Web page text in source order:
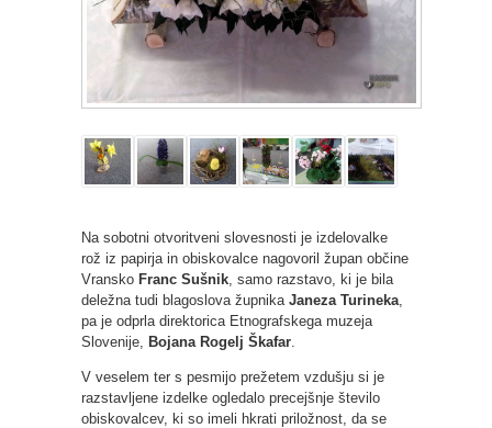
Na sobotni otvoritveni slovesnosti je izdelovalke
rož iz papirja in obiskovalce nagovoril župan občine
Vransko Franc Sušnik , samo razstavo, ki je bila
deležna tudi blagoslova župnika Janeza Turineka
pa je odprla direktorica Etnografskega muzeja
Slovenije,
Bojana Rogelj Škafar
V veselem ter s pesmijo prežetem vzdušju si je
razstavljene izdelke ogledalo precejšnje število
obiskovalcev, ki so imeli hkrati priložnost, da se